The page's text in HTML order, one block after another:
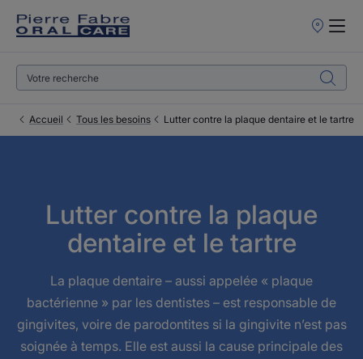
Points
Accueil Tous les besoins Lutter contre la plaque dentaire et le tartre
Lutter contre la plaque
dentaire et le tartre
La plaque dentaire – aussi appelée « plaque
bactérienne » par les dentistes – est responsable de
gingivites, voire de parodontites si la gingivite n’est pas
soignée à temps. Elle est aussi la cause principale des